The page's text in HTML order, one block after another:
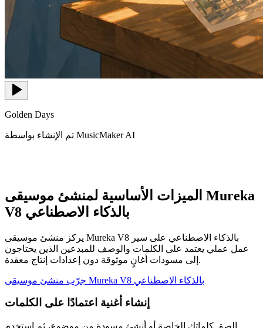
Golden Days
تم الإنشاء بواسطة MusicMaker AI
الميزات الأساسية لمنشئ موسيقى Mureka
V8 بالذكاء الاصطناعي
يركز منشئ موسيقى Mureka V8 بالذكاء الاصطناعي على سير
عمل عملي يعتمد على الكلمات والوصف للمبدعين الذين يحتاجون
إلى مسودات أغانٍ موثوقة دون إعدادات إنتاج معقدة.
جرّب منشئ موسيقى Mureka V8 بالذكاء الاصطناعي
إنشاء أغنية اعتمادًا على الكلمات
الصق كلماتك الخاصة أو أنشئ مسودة من موضوع، ثم استخدم